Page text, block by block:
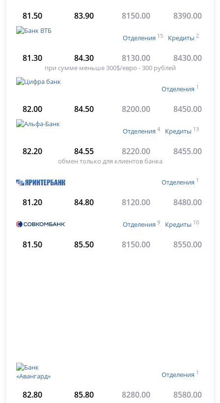
81.50 83.90 8150.00 8390.00
Отделения 15 Кредиты 2
81.30 84.30 8130.00 8430.00
при сумме меньше 300$/евро - 300 рублей
Отделения 1
82.00 84.50 8200.00 8450.00
Отделения 4 Кредиты 13
82.20 84.55 8220.00 8455.00
обмен только для клиентов банка
Отделения 1
81.20 84.80 8120.00 8480.00
Отделения 9 Кредиты 10
81.50 85.50 8150.00 8550.00
Отделения 1
82.80 85.80 8280.00 8580.00